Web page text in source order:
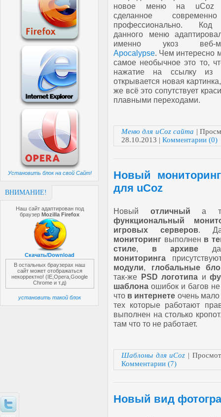
Установить блок на свой Сайт!
ВНИМАНИЕ!
Наш сайт адаптирован под
браузерMozilla Firefox
Скачать/Download
В остальных браузерах наш
сайт может отображаться
некорректно! (IE,Opera,Google
Chrome и т.д)
установить такой блок
новое меню на uCoz
сделанное
профессионально.
данного меню
именно укоз веб-
Apocalypse. Чем интересно
самое необычное это то,
нажатие на ссылку из
открывается новая
же всё это сопутствует
плавными переходами.
Меню для uCoz сайта |
28.10.2013 | Комментарии (0)
Новый
для uCoz
Новый отличный а
функциональный
игровых серверов.
мониторинг выполнен в
стиле, в архиве
мониторинга
модули, глобальные
так-же PSD логотипа и
шаблона ошибок и багов
что в интернете очень
тех которые работают
выполнен на столько
там что то не работает.
Шаблоны для uCoz |
Комментарии (7)
Новый вид